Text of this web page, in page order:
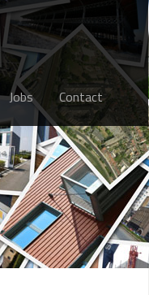
Jobs Contact